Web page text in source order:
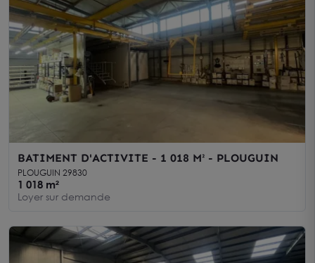
BATIMENT D'ACTIVITE - 1 018 M² - PLOUGUIN
PLOUGUIN 29830
1 018 m²
Loyer sur demande